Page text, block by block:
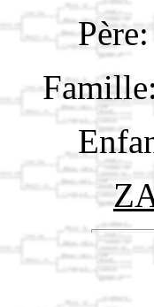
Père:
Famille: